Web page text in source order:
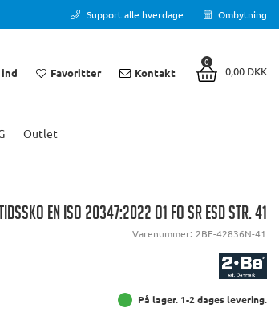
Support alle hverdage Ombytning
ind Favoritter Kontakt
0
0,00 DKK
Outlet
EN ISO 20347:2022 O1 FO SR ESD STR. 41
Varenummer: 2BE-42836N-41
På lager. 1-2 dages levering.